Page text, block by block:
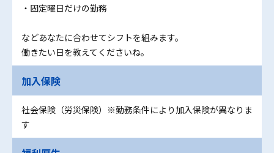
・固定曜日だけの勤務
などあなたに合わせてシフトを組みます。
働きたい日を教えてくださいね。
加入保険
社会保険（労災保険）※勤務条件により加入保険が異なりま
す